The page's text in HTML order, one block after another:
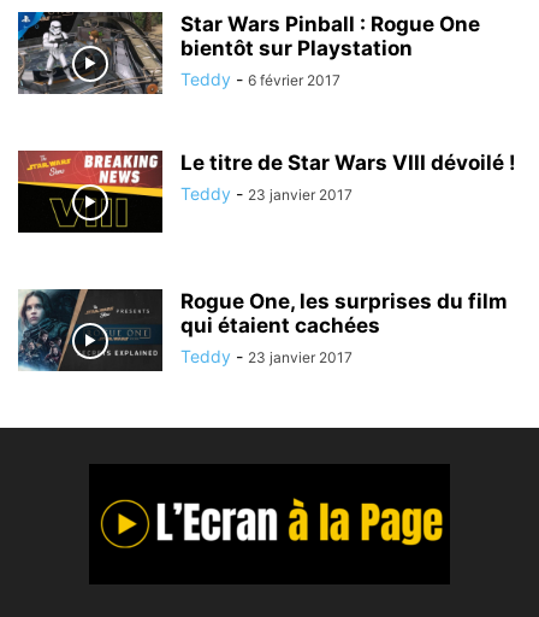
Star Wars Pinball : Rogue One
bientôt sur Playstation
Teddy - 6 février 2017
Le titre de Star Wars VIII dévoilé !
Teddy - 23 janvier 2017
Rogue One, les surprises du film
qui étaient cachées
Teddy - 23 janvier 2017